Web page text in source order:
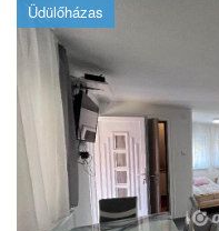
Üdülőházas